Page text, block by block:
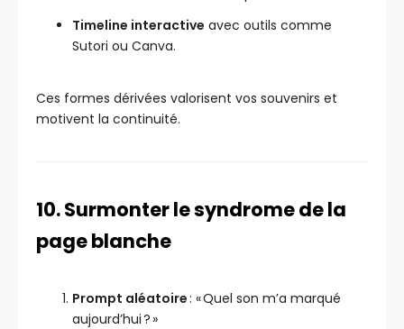
Timeline interactive avec outils comme
Sutori ou Canva.
Ces formes dérivées valorisent vos souvenirs et
motivent la continuité.
10. Surmonter le syndrome de la
page blanche
Prompt aléatoire: « Quel son m’a marqué
aujourd’hui ? »